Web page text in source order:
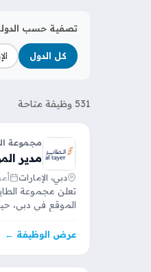
تصفية حسب
كل الدول
531 وظيفة متاحة
مجموعة
مدير
دبي، الإمارات
تعلن مجموعة
الموقع في دبي،
عرض الوظيفة ←